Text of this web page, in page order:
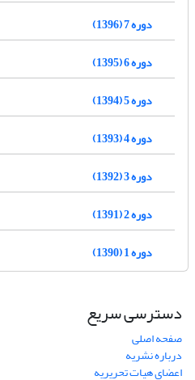
دوره 7 (1396)
دوره 6 (1395)
دوره 5 (1394)
دوره 4 (1393)
دوره 3 (1392)
دوره 2 (1391)
دوره 1 (1390)
دسترسی سریع
صفحه اصلی
درباره نشریه
اعضای هیات تحریریه